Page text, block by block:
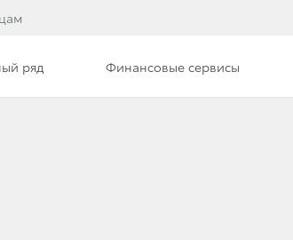
ряд Финансовые сервисы